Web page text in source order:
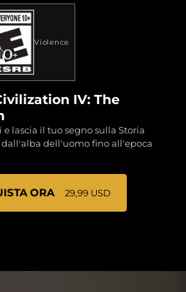
Violence
IV: The
e lascia il tuo segno sulla Storia
dell'uomo fino all'epoca
ORA 29,99 USD